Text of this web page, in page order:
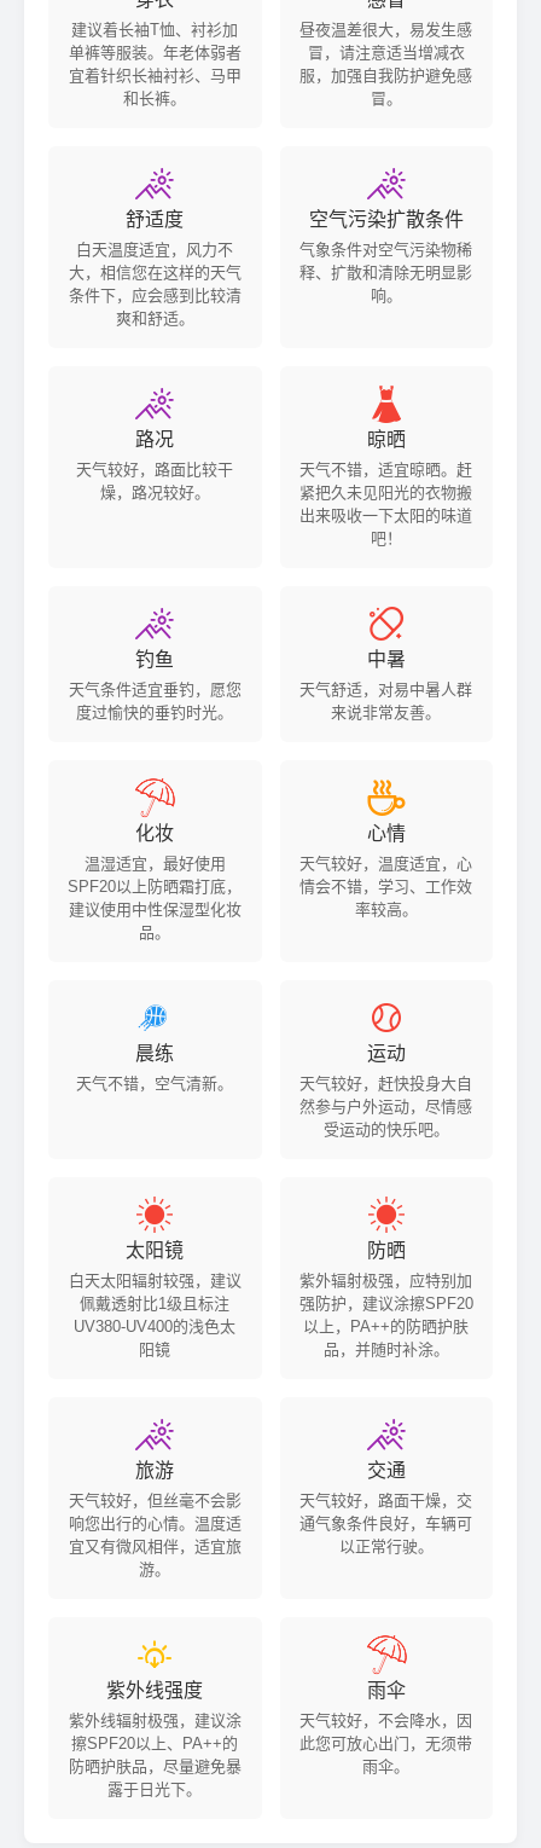
建议着长袖T恤、衬衫加
单裤等服装。年老体弱者
宜着针织长袖衬衫、马甲
和长裤。
昼夜温差很大，易发生感
冒，请注意适当增减衣
服，加强自我防护避免感
冒。

舒适度
白天温度适宜，风力不
大，相信您在这样的天气
条件下，应会感到比较清
爽和舒适。

空气污染扩散条件
气象条件对空气污染物稀
释、扩散和清除无明显影
响。

路况
天气较好，路面比较干
燥，路况较好。

晾晒
天气不错，适宜晾晒。赶
紧把久未见阳光的衣物搬
出来吸收一下太阳的味道
吧！

钓鱼
天气条件适宜垂钓，愿您
度过愉快的垂钓时光。

中暑
天气舒适，对易中暑人群
来说非常友善。

化妆
温湿适宜，最好使用
SPF20以上防晒霜打底，
建议使用中性保湿型化妆
品。

心情
天气较好，温度适宜，心
情会不错，学习、工作效
率较高。

晨练
天气不错，空气清新。

运动
天气较好，赶快投身大自
然参与户外运动，尽情感
受运动的快乐吧。

太阳镜
白天太阳辐射较强，建议
佩戴透射比1级且标注
UV380-UV400的浅色太
阳镜

防晒
紫外辐射极强，应特别加
强防护，建议涂擦SPF20
以上，PA++的防晒护肤
品，并随时补涂。

旅游
天气较好，但丝毫不会影
响您出行的心情。温度适
宜又有微风相伴，适宜旅
游。

交通
天气较好，路面干燥，交
通气象条件良好，车辆可
以正常行驶。

紫外线强度
紫外线辐射极强，建议涂
擦SPF20以上、PA++的
防晒护肤品，尽量避免暴
露于日光下。

雨伞
天气较好，不会降水，因
此您可放心出门，无须带
雨伞。